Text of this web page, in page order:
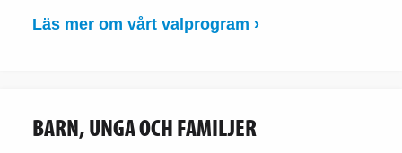
Läs mer om vårt valprogram ›
BARN, UNGA OCH FAMILJER